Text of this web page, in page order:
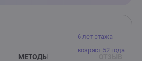
6 лет стажа
возраст 52 года
МЕТОДЫ